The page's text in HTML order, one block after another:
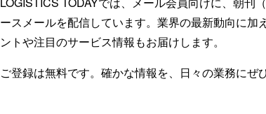
ースメールを配信しています。業界の最新動向に加
ントや注目のサービス情報もお届けします。
ご登録は無料です。確かな情報を、日々の業務にぜ